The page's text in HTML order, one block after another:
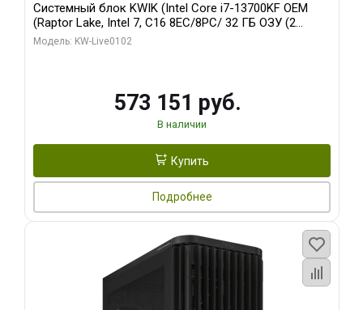
Системный блок KWIK (Intel Core i7-13700KF OEM
(Raptor Lake, Intel 7, C16 8EC/8PC/ 32 ГБ ОЗУ (2
модуля)/ Afox RTX4090 24GB GDDR6X 384-Bit 3xDP
Модель: KW-Live0102
573 151 руб.
В наличии
Купить
Подробнее